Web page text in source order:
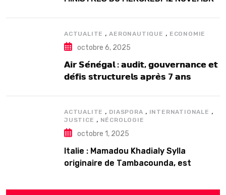
ACTUALITE ,AERONAUTIQUE , ECONOMIE
octobre 6, 2025
𝗔𝗶𝗿 𝗦𝗲́𝗻𝗲́𝗴𝗮𝗹 : 𝗮𝘂𝗱𝗶𝘁, 𝗴𝗼𝘂𝘃𝗲𝗿𝗻𝗮𝗻𝗰𝗲 𝗲𝘁
𝗱𝗲́𝗳𝗶𝘀 𝘀𝘁𝗿𝘂𝗰𝘁𝘂𝗿𝗲𝗹𝘀 𝗮𝗽𝗿𝗲̀𝘀 7 𝗮𝗻𝘀
ACTUALITE , DIASPORA , INTERNATIONALE ,
JUSTICE , NÉCROLOGIE
octobre 1, 2025
Italie : Mamadou Khadialy Sylla
originaire de Tambacounda, est
arrestation